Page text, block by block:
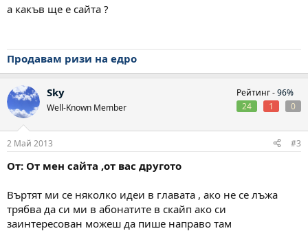
а какъв ще е сайта ?
Продавам ризи на едро
Sky
Well-Known Member
Рейтинг -96%
24
1 0
2 Май 2013 #3
От: От мен сайта ,от вас другото
Въртят ми се няколко идеи в главата , ако не се лъжа
трябва да си ми в абонатите в скайп ако си
заинтересован можеш да пише направо там